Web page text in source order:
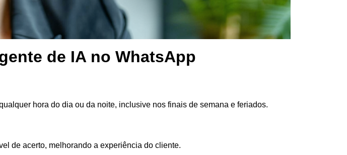
de IA no WhatsApp
hora do dia ou da noite, inclusive nos finais de semana e feriados.
de acerto, melhorando a experiência do cliente.